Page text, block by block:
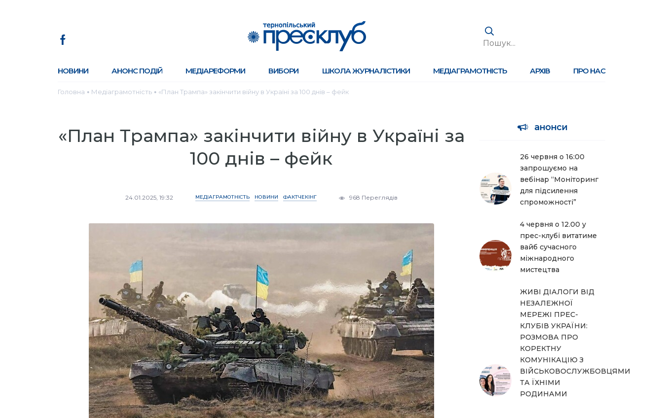
НОВИНИ АНОНС ПОДІЙ МЕДІАРЕФОРМИ ВИБОРИ ШКОЛА ЖУРНАЛІСТИКИ МЕДІАГРАМОТНІСТЬ АРХІВ ПРО НАС
Головна ● Медіаграмотність ● «План Трампа» закінчити війну в Україні за 100 днів – фейк
«План Трампа» закінчити війну в Україні за
100 днів – фейк
24.01.2025, 19:32 МЕДІАГРАМОТНІСТЬ НОВИНИ ФАКТЧЕКІНГ 968 Переглядів
анонси
26 червня о 16:00
запрошуємо на
вебінар “Моніторинг
для підсилення
спроможності”
4 червня о 12.00 у
прес-клубі витатиме
вайб сучасного
міжнародного
мистецтва
ЖИВІ ДІАЛОГИ ВІД
НЕЗАЛЕЖНОЇ
МЕРЕЖІ ПРЕС-
КЛУБІВ УКРАЇНИ:
РОЗМОВА ПРО
КОРЕКТНУ
КОМУНІКАЦІЮ З
ВІЙСЬКОВОСЛУЖБОВЦЯМИ
ТА ЇХНІМИ
РОДИНАМИ